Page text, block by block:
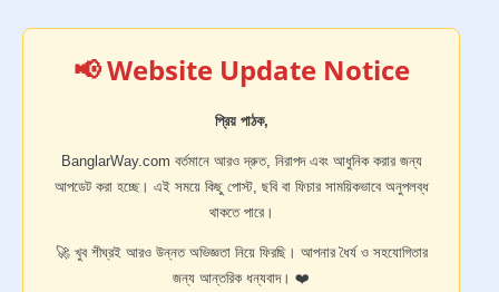
📢 Website Update Notice
প্রিয় পাঠক,
BanglarWay.com বর্তমানে আরও দ্রুত, নিরাপদ এবং আধুনিক করার জন্য
আপডেট করা হচ্ছে। এই সময়ে কিছু পোস্ট, ছবি বা ফিচার সাময়িকভাবে অনুপলব্ধ
থাকতে পারে।
🚀 খুব শীঘ্রই আরও উন্নত অভিজ্ঞতা নিয়ে ফিরছি। আপনার ধৈর্য ও সহযোগিতার
জন্য আন্তরিক ধন্যবাদ। ❤️